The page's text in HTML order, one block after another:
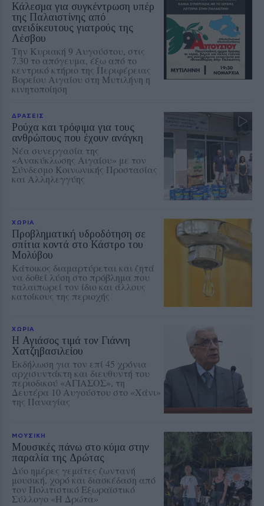
Κάλεσμα για συγκέντρωση υπέρ
της Παλαιστίνης από
ανειδίκευτους γιατρούς της
Λέσβου
Την Κυριακή 9 Αυγούστου, στις
7.30 το απόγευμα, έξω από το
κεντρικό κτήριο της Περιφέρειας
Βορείου Αιγαίου στη Μυτιλήνη η
κινητοποίηση
ΔΡΑΣΕΙΣ
Ρούχα και τρόφιμα για τους
ανθρώπους που έχουν ανάγκη
Νέα συνεργασία της
«Ανακύκλωσης Αιγαίου» με τον
Σύνδεσμο Κοινωνικής Προστασίας
και Αλληλεγγύης
ΧΩΡΙΑ
Προβληματική υδροδότηση σε
σπίτια κοντά στο Κάστρο του
Μολύβου
Κάτοικος διαμαρτύρεται και ζητά
να δοθεί λύση στο πρόβλημα που
ταλαιπωρεί τον ίδιο και άλλους
κατοίκους της περιοχής
ΧΩΡΙΑ
Η Αγιάσος τιμά τον Γιάννη
Χατζηβασιλείου
Εκδήλωση για τον επί 45 χρόνια
αρχισυντάκτη και διευθυντή του
περιοδικού «ΑΓΙΑΣΟΣ», τη
Δευτέρα 10 Αυγούστου στο «Χάνι»
της Παναγίας
ΜΟΥΣΙΚΗ
Μουσικές πάνω στο κύμα στην
παραλία της Δρώτας
Δύο ημέρες γεμάτες ζωντανή
μουσική, χορό και διασκέδαση από
τον Πολιτιστικό Εξωραϊστικό
Σύλλογο «Η Δρώτα»